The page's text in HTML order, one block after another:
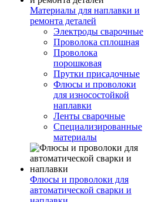
Материалы для наплавки и
ремонта деталей
Электроды сварочные
Проволока сплошная
Проволока
порошковая
Прутки присадочные
Флюсы и проволоки
для износостойкой
наплавки
Ленты сварочные
Специализированные
материалы
Флюсы и проволоки для
автоматической сварки и